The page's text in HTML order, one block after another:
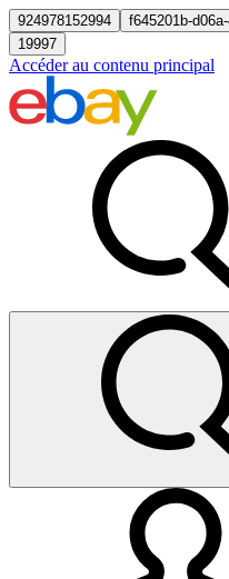
924978152994
f645201b-
19997
Accéder au contenu principal